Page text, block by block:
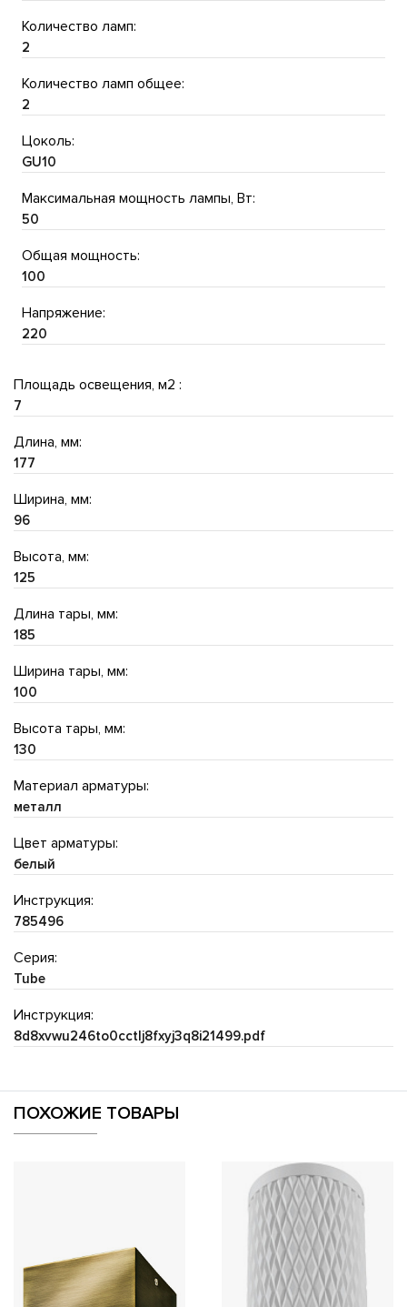
Количество ламп:
2
Количество ламп общее:
2
Цоколь:
GU10
Максимальная мощность лампы, Вт:
50
Общая мощность:
100
Напряжение:
220
Площадь освещения, м2 :
7
Длина, мм:
177
Ширина, мм:
96
Высота, мм:
125
Длина тары, мм:
185
Ширина тары, мм:
100
Высота тары, мм:
130
Материал арматуры:
металл
Цвет арматуры:
белый
Инструкция:
785496
Серия:
Tube
Инструкция:
8d8xvwu246to0cctlj8fxyj3q8i21499.pdf
ПОХОЖИЕ ТОВАРЫ